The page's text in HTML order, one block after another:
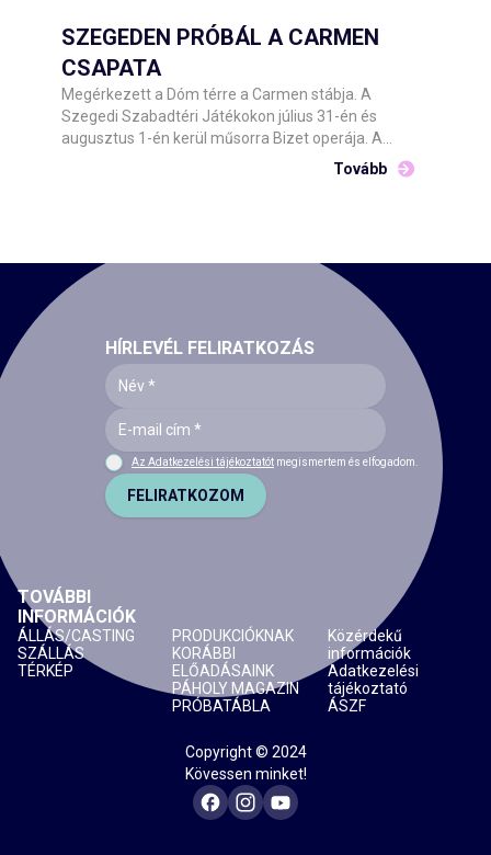
SZEGEDEN PRÓBÁL A CARMEN
CSAPATA
Megérkezett a Dóm térre a Carmen stábja. A
Szegedi Szabadtéri Játékokon július 31-én és
augusztus 1-én kerül műsorra Bizet operája. A
Csokonai Nemzeti Színház Debrecen előadásának
közreműködőit Barnák László főigazgató hétfő este
Tovább
Copyright © 2024
Kövessen minket!
TOVÁBBI
INFORMÁCIÓK
ÁLLÁS/CASTING
SZÁLLÁS
TÉRKÉP
PRODUKCIÓKNAK
KORÁBBI
ELŐADÁSAINK
PÁHOLY MAGAZIN
PRÓBATÁBLA
Közérdekű
információk
Adatkezelési
tájékoztató
ÁSZF
HÍRLEVÉL FELIRATKOZÁS
Az Adatkezelési tájékoztatót megismertem és elfogadom.
FELIRATKOZOM